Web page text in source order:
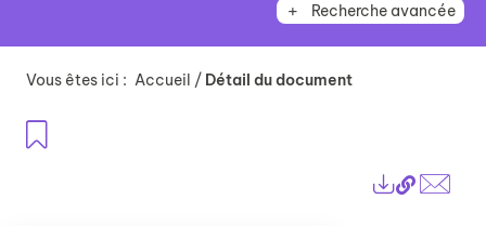
Recherche avancée
Vous êtes ici : Accueil / Détail du document
Lien